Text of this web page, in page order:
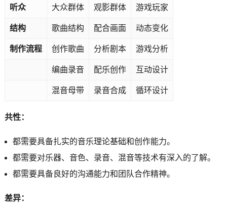
听众 大众群体 观影群体 游戏玩家
结构 歌曲结构 配合画面 动态变化
制作流程 创作歌曲 分析剧本 游戏分析
编曲录音 配乐创作 互动设计
混音母带 录音合成 循环设计
共性：
都需要具备扎实的音乐理论基础和创作能力。
都需要对乐器、音色、录音、混音等技术有深入的了解。
都需要具备良好的沟通能力和团队合作精神。
差异：